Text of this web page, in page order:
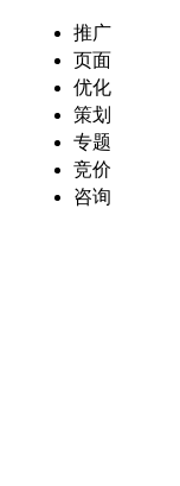
推广
页面
优化
策划
专题
竞价
咨询